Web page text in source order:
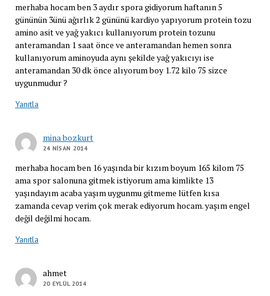
merhaba hocam ben 3 aydır spora gidiyorum haftanın 5
gününün 3ünü ağırlık 2 gününü kardiyo yapıyorum protein tozu
amino asit ve yağ yakıcı kullanıyorum protein tozunu
anteramandan 1 saat önce ve anteramandan hemen sonra
kullanıyorum aminoyuda aynı şekilde yağ yakıcıyı ise
anteramandan 30 dk önce alıyorum boy 1.72 kilo 75 sizce
uygunmudur ?
Yanıtla
mina bozkurt
24 NISAN 2014
merhaba hocam ben 16 yaşında bir kızım boyum 165 kilom 75
ama spor salonuna gitmek istiyorum ama kimlikte 13
yaşındayım acaba yaşım uygunmu gitmeme lütfen kısa
zamanda cevap verim çok merak ediyorum hocam. yaşım engel
değil değilmi hocam.
Yanıtla
ahmet
20 EYLÜL 2014